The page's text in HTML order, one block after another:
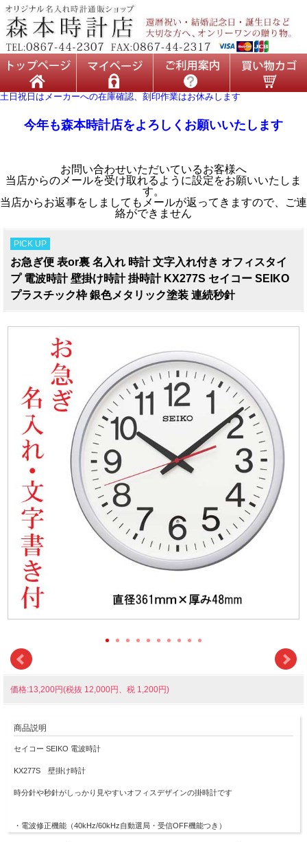
土日祝日はメーカーへの在庫確認、刻印作業はお休みします
今年も森本時計店をよろしくお願いいたします
お問い合わせいただいているお客様へ
当店からのメールを受け取れるように設定をお願いいたしま
す。
当店からお返事をしましてもメールが返ってきますので、ご連
絡ができません
PICK UP
お急ぎ便 表or裏 名入れ 時計 文字入れ付き オフィスタイ
プ 電波時計 壁掛け時計 掛時計 KX277S セイコー SEIKO
プラスチック枠 銀色メタリック塗装 連続秒針
価格:13,200円(税抜 12,000円、税 1,200円)
商品説明
セイコー SEIKO 電波時計
KX277S 壁掛け時計
時分針や秒針がしっかり見やすいオフィスデザインの掛時計です
・電波修正機能（40kHz/60kHz自動選局・受信OFF機能つき）